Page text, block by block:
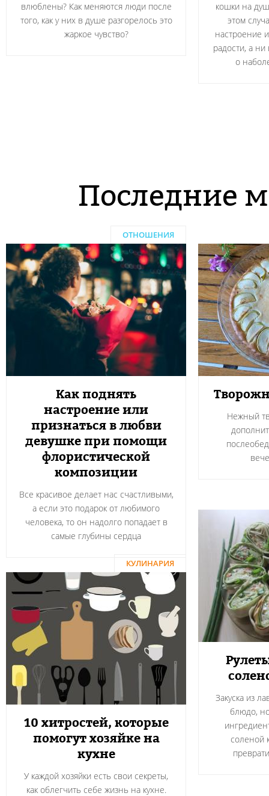
кошки на
этом
настроение
радости, а
о
влюблены? Как меняются люди после
того, как у них в душе разгорелось это
жаркое чувство?
Последние
ОТНОШЕНИЯ
Как поднять
настроение или
признаться в любви
девушке при помощи
флористической
композиции
Все красивое делает нас счастливыми,
а если это подарок от любимого
человека, то он надолго попадает в
самые глубины сердца
Нежный
Закуска из
блюдо,
соленой
КУЛИНАРИЯ
10 хитростей, которые
помогут хозяйке на
кухне
У каждой хозяйки есть свои секреты,
как облегчить себе жизнь на кухне.